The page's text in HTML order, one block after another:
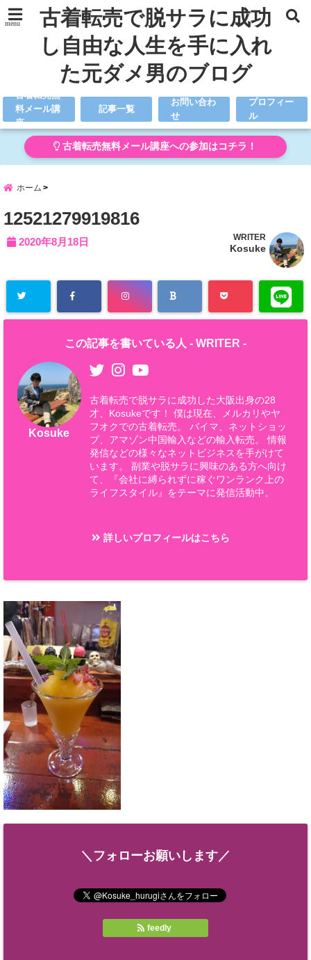
menu
古着転売で脱サラに成功
し自由な人生を手に入れ
た元ダメ男のブログ
古着転売無
料メール講
座
記事一覧
お問い合わ
せ
プロフィー
ル
古着転売無料メール講座への参加はコチラ！
ホーム
12521279919816
2020年8月18日 WRITER
Kosuke
この記事を書いている人 - WRITER -
Kosuke
古着転売で脱サラに成功した大阪出身の28
才、Kosukeです！ 僕は現在、メルカリやヤ
フオクでの古着転売。 バイマ、ネットショッ
プ、アマゾン中国輸入などの輸入転売。 情報
発信などの様々なネットビジネスを手がけて
います。 副業や脱サラに興味のある方へ向け
て、『会社に縛られずに稼ぐワンランク上の
ライフスタイル』をテーマに発信活動中。
詳しいプロフィールはこちら
＼フォローお願いします／
feedly